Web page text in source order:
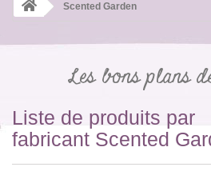
Scented Garden
Les bons plans
Liste de produits par
fabricant Scented